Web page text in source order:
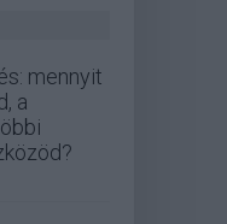
mennyit
a